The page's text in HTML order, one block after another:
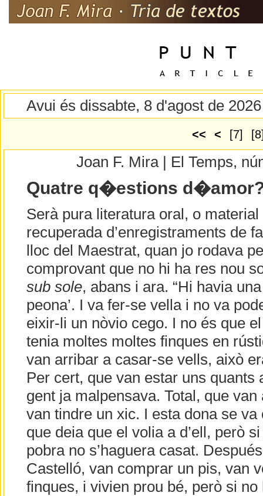
Avui és dissabte, 8 d'agost de 2026
<< < [7]
Joan F. Mira | El Temps,
Quatre q�estions
Serà pura literatura oral, o
recuperada d’enregistraments de
lloc del Maestrat, quan jo rodava
comprovant que no hi ha res nou
sub sole, abans i ara. “Hi havia
peona’. I va fer-se vella i no va
eixir-li un nòvio cego. I no és que
tenia moltes moltes finques en
van arribar a casar-se vells, això
Per cert, que van estar uns quants
gent ja malpensava. Total, que
van tindre un xic. I esta dona se
que deia que el volia a d’ell, però
pobra no s’haguera casat.
Castelló, van comprar un pis, van
finques, i vivien prou bé, però si